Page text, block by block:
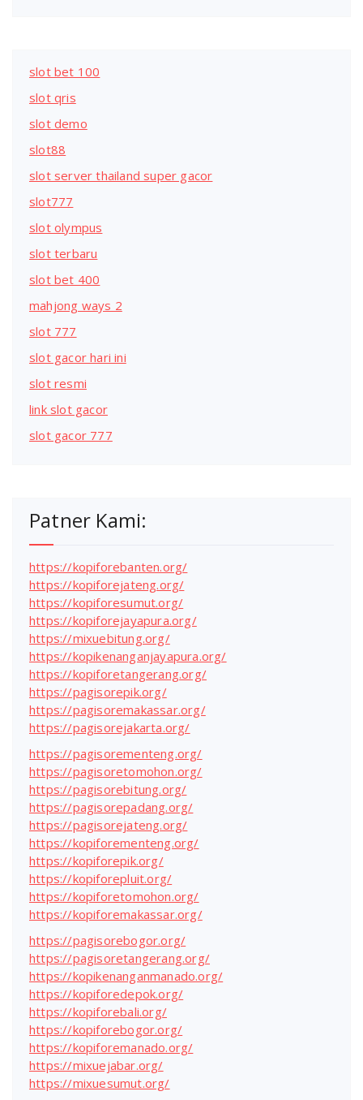
slot bet 100
slot qris
slot demo
slot88
slot server thailand super gacor
slot777
slot olympus
slot terbaru
slot bet 400
mahjong ways 2
slot 777
slot gacor hari ini
slot resmi
link slot gacor
slot gacor 777
Patner Kami:
https://kopiforebanten.org/
https://kopiforejateng.org/
https://kopiforesumut.org/
https://kopiforejayapura.org/
https://mixuebitung.org/
https://kopikenanganjayapura.org/
https://kopiforetangerang.org/
https://pagisorepik.org/
https://pagisoremakassar.org/
https://pagisorejakarta.org/
https://pagisorementeng.org/
https://pagisoretomohon.org/
https://pagisorebitung.org/
https://pagisorepadang.org/
https://pagisorejateng.org/
https://kopiforementeng.org/
https://kopiforepik.org/
https://kopiforepluit.org/
https://kopiforetomohon.org/
https://kopiforemakassar.org/
https://pagisorebogor.org/
https://pagisoretangerang.org/
https://kopikenanganmanado.org/
https://kopiforedepok.org/
https://kopiforebali.org/
https://kopiforebogor.org/
https://kopiforemanado.org/
https://mixuejabar.org/
https://mixuesumut.org/